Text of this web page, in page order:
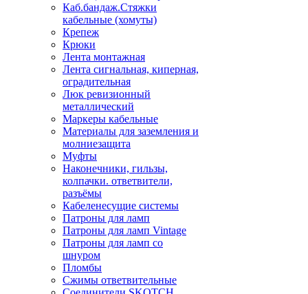
Каб.бандаж.Стяжки
кабельные (хомуты)
Крепеж
Крюки
Лента монтажная
Лента сигнальная, киперная,
оградительная
Люк ревизионный
металлический
Маркеры кабельные
Материалы для заземления и
молниезащита
Муфты
Наконечники, гильзы,
колпачки. ответвители,
разъёмы
Кабеленесущие системы
Патроны для ламп
Патроны для ламп Vintage
Патроны для ламп со
шнуром
Пломбы
Сжимы ответвительные